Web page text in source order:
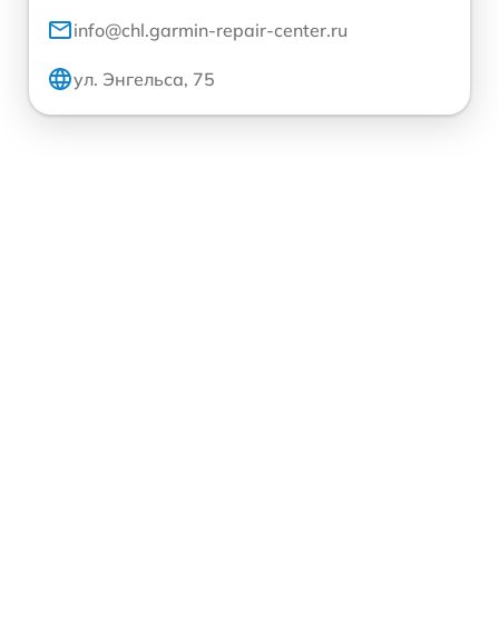
info@chl.garmin-repair-center.ru
ул. Энгельса, 75